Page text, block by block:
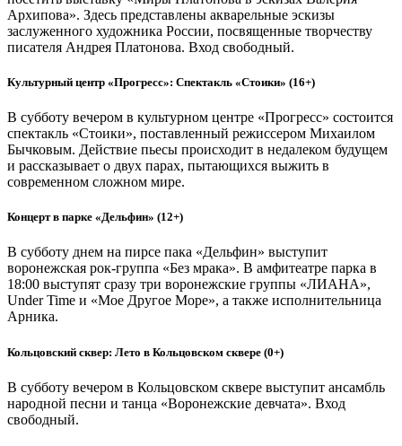
Архипова». Здесь представлены акварельные эскизы
заслуженного художника России, посвященные творчеству
писателя Андрея Платонова. Вход свободный.
Культурный центр «Прогресс»: Спектакль «Стоики» (16+)
В субботу вечером в культурном центре «Прогресс» состоится
спектакль «Стоики», поставленный режиссером Михаилом
Бычковым. Действие пьесы происходит в недалеком будущем
и рассказывает о двух парах, пытающихся выжить в
современном сложном мире.
Концерт в парке «Дельфин» (12+)
В субботу днем на пирсе пака «Дельфин» выступит
воронежская рок-группа «Без мрака». В амфитеатре парка в
18:00 выступят сразу три воронежские группы «ЛИАНА»,
Under Time и «Мое Другое Море», а также исполнительница
Арника.
Кольцовский сквер: Лето в Кольцовском сквере (0+)
В субботу вечером в Кольцовском сквере выступит ансамбль
народной песни и танца «Воронежские девчата». Вход
свободный.